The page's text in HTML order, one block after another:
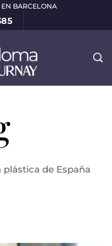
EN BARCELONA
de España